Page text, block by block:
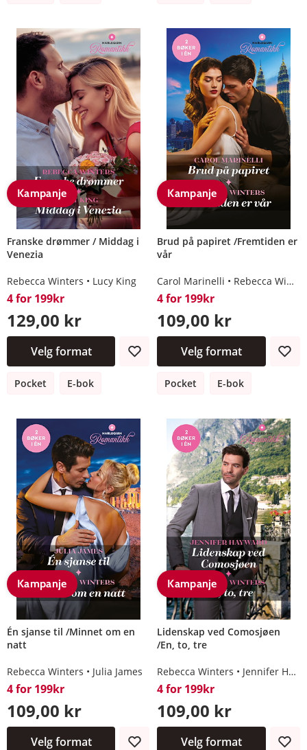
Kampanje
Franske drømmer / Middag i
Venezia
Rebecca Winters Lucy King
4 for 199kr
129,00 kr
Velg format
Pocket E-bok
Kampanje
Brud på papiret /Fremtiden er
vår
Carol Marinelli Rebecca Winters
4 for 199kr
109,00 kr
Velg format
Pocket E-bok
Kampanje
Én sjanse til /Minnet om en
natt
Rebecca Winters Julia James
4 for 199kr
109,00 kr
Velg format
Kampanje
Lidenskap ved Comosjøen
/En, to, tre
Rebecca Winters Jennifer Hayward
4 for 199kr
109,00 kr
Velg format